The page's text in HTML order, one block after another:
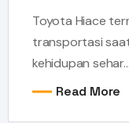
Toyota Hiace
transportasi
kehidupan sehar...
Read More